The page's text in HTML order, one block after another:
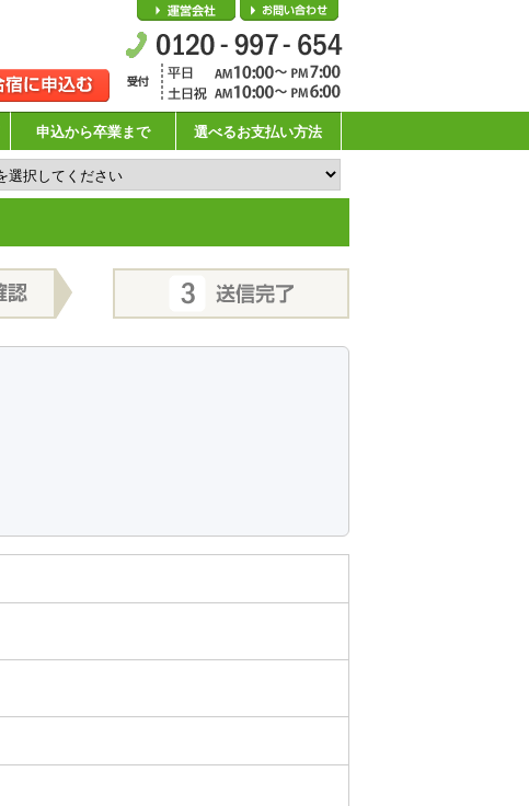
会社概要
申込から卒業まで 選べるお支払い方法